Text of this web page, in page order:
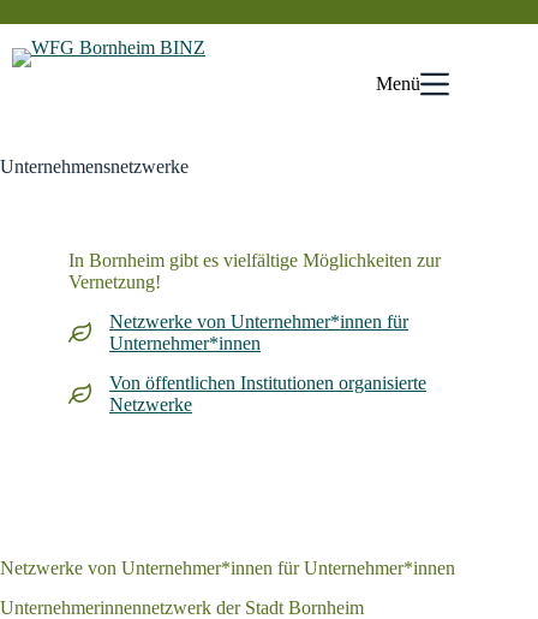
Inhalt
springen
Menü
Unternehmensnetzwerke
In Bornheim gibt es vielfältige Möglichkeiten zur
Vernetzung!
Netzwerke von Unternehmer*innen für
Unternehmer*innen
Von öffentlichen Institutionen organisierte
Netzwerke
Netzwerke von Unternehmer*innen für Unternehmer*innen
Unternehmerinnennetzwerk der Stadt Bornheim